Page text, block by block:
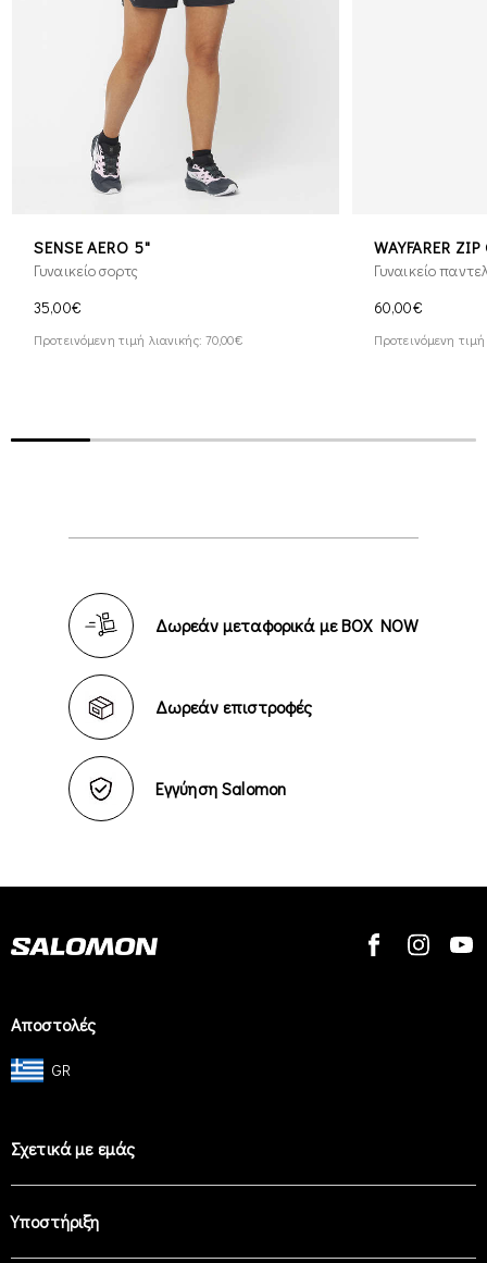
SENSE AERO 5"
Γυναικείο σορτς
35,00€
Προτεινόμενη τιμή λιανικής: 70,00€
WAYFARER ZIP
Γυναικείο
60,00€
Προτεινόμενη
Δωρεάν μεταφορικά με BOX NOW
Δωρεάν επιστροφές
Εγγύηση Salomon
Αποστολές
GR
Σχετικά με εμάς
Υποστήριξη